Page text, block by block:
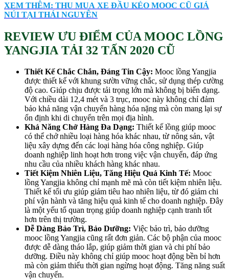
XEM THÊM: THU MUA XE ĐẦU KÉO MOOC CŨ GIÁ
NÚI TẠI THÁI NGUYÊN
REVIEW ƯU ĐIỂM CỦA MOOC LỒNG
YANGJIA TẢI 32 TẤN 2020 CŨ
Thiết Kế Chắc Chắn, Đáng Tin Cậy: Mooc lồng Yangjia
được thiết kế với khung sườn vững chắc, sử dụng thép cường
độ cao. Giúp chịu được tải trọng lớn mà không bị biến dạng.
Với chiều dài 12,4 mét và 3 trục, mooc này không chỉ đảm
bảo khả năng vận chuyển hàng hóa nặng mà còn mang lại sự
ổn định khi di chuyển trên mọi địa hình.
Khả Năng Chở Hàng Đa Dạng: Thiết kế lồng giúp mooc
có thể chở nhiều loại hàng hóa khác nhau, từ nông sản, vật
liệu xây dựng đến các loại hàng hóa công nghiệp. Giúp
doanh nghiệp linh hoạt hơn trong việc vận chuyển, đáp ứng
nhu cầu của nhiều khách hàng khác nhau.
Tiết Kiệm Nhiên Liệu, Tăng Hiệu Quả Kinh Tế: Mooc
lồng Yangjia không chỉ mạnh mẽ mà còn tiết kiệm nhiên liệu.
Thiết kế tối ưu giúp giảm tiêu hao nhiên liệu, từ đó giảm chi
phí vận hành và tăng hiệu quả kinh tế cho doanh nghiệp. Đây
là một yếu tố quan trọng giúp doanh nghiệp cạnh tranh tốt
hơn trên thị trường.
Dễ Dàng Bảo Trì, Bảo Dưỡng: Việc bảo trì, bảo dưỡng
mooc lồng Yangjia cũng rất đơn giản. Các bộ phận của mooc
được dễ dàng tháo lắp, giúp giảm thời gian và chi phí bảo
dưỡng. Điều này không chỉ giúp mooc hoạt động bền bỉ hơn
mà còn giảm thiểu thời gian ngừng hoạt động. Tăng năng suất
vận chuyển.